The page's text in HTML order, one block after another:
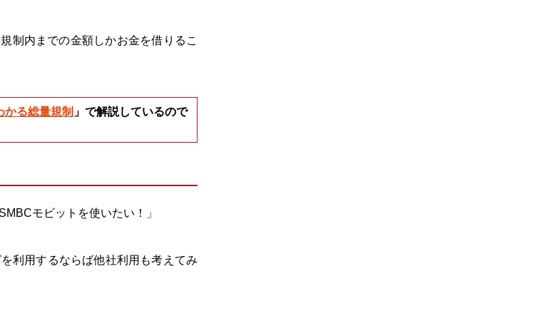
制内までの金額しかお金を借りるこ
かる総量規制 」で解説しているので
モビットを使いたい！」
利用するならば他社利用も考えてみ